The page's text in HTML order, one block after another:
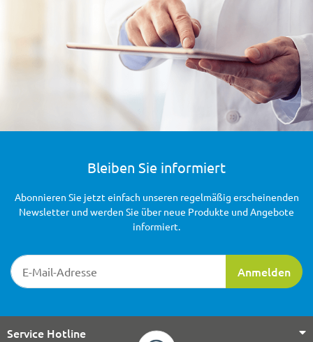
Bleiben Sie informiert
Newsletter-Registrierung
Anmelden
Abonnieren Sie jetzt einfach unseren regelmäßig erscheinenden
Newsletter und werden Sie über neue Produkte und Angebote
informiert.
Service Hotline